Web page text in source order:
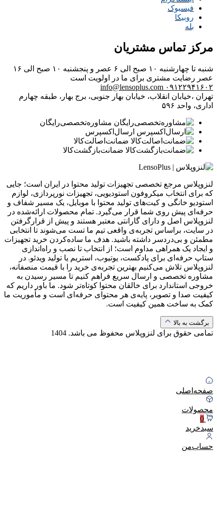
فیسبوک
روبیکا
بله
مرکز تماس مشتریان
شنبه تا چهارشنبه ۱۰ صبح الی ۶ عصر و پنجشنبه ۱۰ صبح الی ۱۶
عصر رضایت مشتری برای ما در اولویت است
۰۹۱۲۲۹۴۱۶۰۲ info@lensoplus.com
تهران ،خیابان انقلاب، خیابان بهار جنوبی، برج بهار، طبقه چهارم
اداری، واحد ۵۹۶
مشاوره‌تخصصی‌رایگان
ارسال‌اکسپرس
ضمانت‌اصالت‌کالا
ضمانت‌بازگشت‌کالا
لنزوپلاس مرجع تخصصی تجهیزات تولید محتوا در ایران است؛ جایی
که برای انتخاب میکروفون استودیویی، تجهیزات نورپردازی، لوازم
استودیو خانگی و کیت‌های تولید محتوا با موبایل، یک مسیر شفاف و
حرفه‌ای پیش روی شما قرار می‌گیرد. تمام محصولات ارائه‌شده در
لنزوپلاس اصل و دارای گارانتی معتبر هستند و پیش از قرارگرفتن
در سایت، براساس تجربه‌ی واقعی تیم ما تست می‌شوند تا انتخابی
مطمئن و بی‌دردسر داشته باشید. هدف ما ساده‌کردن خرید تجهیزات
و ایجاد یک همراهی مداوم است؛ از انتخاب تا نصب و راه‌اندازی
ستاپ حرفه‌ای برای پادکست، یوتیوب، استریم یا تولید ویدئو. در
لنزوپلاس تلاش می‌کنیم بهترین تجربه‌ی خرید را با قیمت منصفانه،
مشاوره تخصصی و ارسال سریع فراهم کنیم تا مسیر رسیدن به
خروجی استاندارد برای خالقان محتوا کوتاه‌تر شود. ما باور داریم که
کیفیت صدا و تصویر، پایه‌ی هر محتوای حرفه‌ای است و مأموریت ما
کمک به ساخت همین کیفیت است.
برگشت به بالا
تمامی حقوق برای لنزوپلاس محفوظ می باشد. 1404
صفحه‌اصلی
محصولات
0
سبد‌خرید
حساب‌من